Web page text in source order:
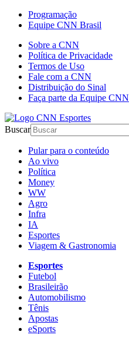
Programação
Equipe CNN Brasil
Sobre a CNN
Política de Privacidade
Termos de Uso
Fale com a CNN
Distribuição do Sinal
Faça parte da Equipe CNN
Buscar
Pular para o conteúdo
Ao vivo
Política
Money
WW
Agro
Infra
IA
Esportes
Viagem & Gastronomia
Esportes
Futebol
Brasileirão
Automobilismo
Tênis
Apostas
eSports